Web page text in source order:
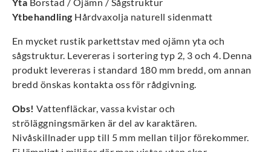
Ytbehandling Hårdvaxolja naturell sidenmatt
En mycket rustik parkettstav med ojämn yta och
sågstruktur. Levereras i sortering typ 2, 3 och 4. Denna
produkt levereras i standard 180 mm bredd, om annan
bredd önskas kontakta oss för rådgivning.
Obs! Vattenfläckar, vassa kvistar och
ströläggningsmärken är del av karaktären.
Nivåskillnader upp till 5 mm mellan tiljor förekommer.